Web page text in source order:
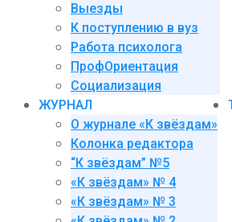
Выезды
К поступлению в вуз
Работа психолога
ПрофОриентация
Социализация
ЖУРНАЛ
О журнале «К звёздам»
Колонка редактора
“К звёздам” №5
«К звёздам» № 4
«К звёздам» № 3